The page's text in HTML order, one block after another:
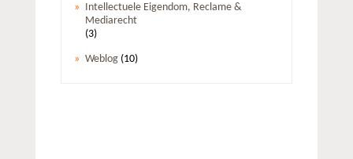
Intellectuele Eigendom, Reclame &
Mediarecht
(3)
Weblog (10)